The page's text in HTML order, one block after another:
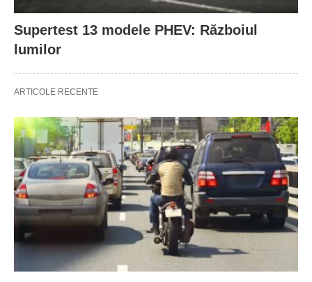
Supertest 13 modele PHEV: Războiul
lumilor
ARTICOLE RECENTE